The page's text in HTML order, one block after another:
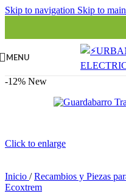
Skip to navigation Skip to
MENU
-12% New
Click to enlarge
Inicio / Recambios y Piezas
Ecoxtrem